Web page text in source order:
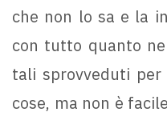
che non lo sa e la
con tutto quanto
tali sprovveduti
cose, ma non è